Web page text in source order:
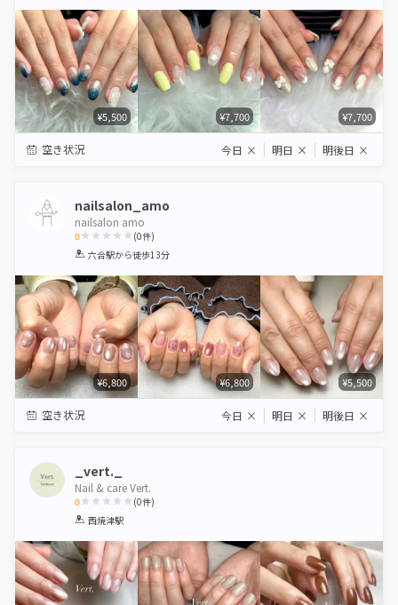
¥5,500 ¥7,700 ¥7,700
空き状況 今日 × 明日 × 明後日 ×
nailsalon_amo
nailsalon amo
0
1 2 3 4 5
(0件)
六合駅から徒歩13分
¥6,800 ¥6,800 ¥5,500
空き状況 今日 × 明日 × 明後日 ×
_vert._
Nail & care Vert.
0
1 2 3 4 5
(0件)
西焼津駅